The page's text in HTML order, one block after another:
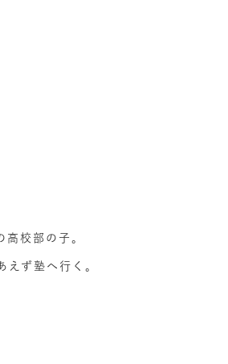
高校部の子。
えず塾へ行く。